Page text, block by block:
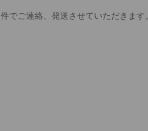
でご連絡、発送させていただきます